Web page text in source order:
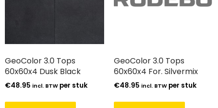
GeoColor 3.0 Tops
60x60x4 Dusk Black
€48.95 incl. BTW per stuk
GeoColor 3.0 Tops
60x60x4 For. Silvermix
€48.95 incl. BTW per stuk